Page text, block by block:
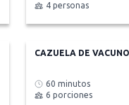
4 personas
CAZUELA DE VACUNO
60 minutos
6 porciones